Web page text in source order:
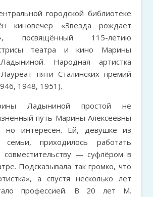
киновечер «Звезда рождает
посвящённый 115-летию
театра и кино Марины
Народная артистка
пяти Сталинских премий
1948, 1951).
Ладыниной простой не
путь Марины Алексеевны
но интересен. Ей, девушке из
семьи, приходилось работать
— суфлёром в
Подсказывала так громко, что
а спустя несколько лет
профессией. В 20 лет М.